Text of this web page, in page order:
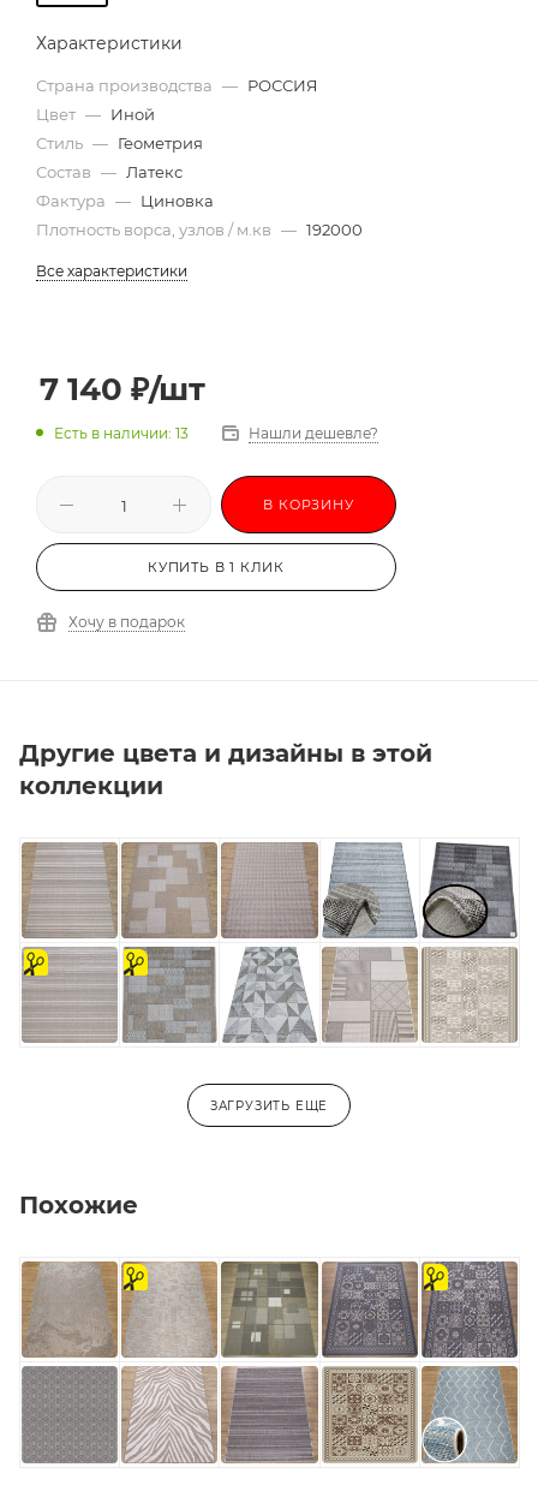
Характеристики
Страна производства — РОССИЯ
Цвет — Иной
Стиль — Геометрия
Состав — Латекс
Фактура — Циновка
Плотность ворса, узлов / м.кв — 192000
Все характеристики
7 140 ₽/шт
Есть в наличии: 13 Нашли дешевле?
В КОРЗИНУ
КУПИТЬ В 1 КЛИК
Хочу в подарок
Другие цвета и дизайны в этой
коллекции
на
отрез
на
отрез
ЗАГРУЗИТЬ ЕЩЕ
Похожие
на
отрез
на
отрез